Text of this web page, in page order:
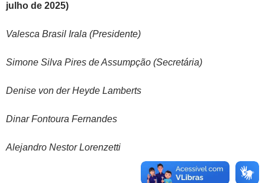
julho de 2025)
Valesca Brasil Irala (Presidente)
Simone Silva Pires de Assumpção (Secretária)
Denise von der Heyde Lamberts
Dinar Fontoura Fernandes
Alejandro Nestor Lorenzetti